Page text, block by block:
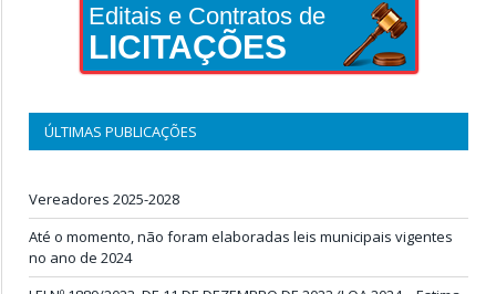
Editais e Contratos de
LICITAÇÕES
ÚLTIMAS PUBLICAÇÕES
Vereadores 2025-2028
Até o momento, não foram elaboradas leis municipais vigentes
no ano de 2024